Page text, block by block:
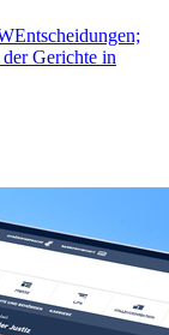
Gerichte in